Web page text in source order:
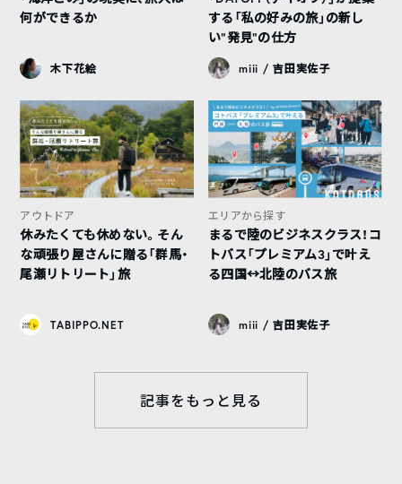
何ができるか
木下花絵
する「私の好みの旅」の新し
い“発見”の仕方
miii / 吉田実佐子
アウトドア
休みたくても休めない。そん
な頑張り屋さんに贈る「群馬・
尾瀬リトリート」旅
TABIPPO.NET
エリアから探す
まるで陸のビジネスクラス！コ
トバス「プレミアム3」で叶え
る四国↔︎北陸のバス旅
miii / 吉田実佐子
記事をもっと見る